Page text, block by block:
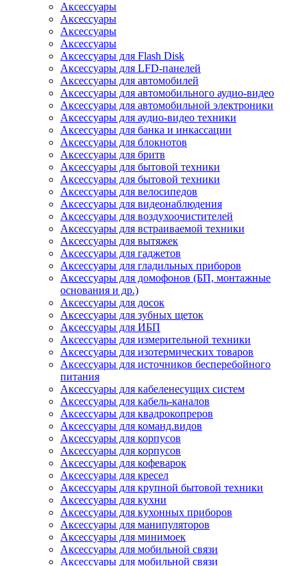
Аксессуары
Аксессуары
Аксессуары
Аксессуары
Аксессуары для Flash Disk
Аксессуары для LFD-панелей
Аксессуары для автомобилей
Аксессуары для автомобильного аудио-видео
Аксессуары для автомобильной электроники
Аксессуары для аудио-видео техники
Аксессуары для банка и инкассации
Аксессуары для блокнотов
Аксессуары для бритв
Аксессуары для бытовой техники
Аксессуары для бытовой техники
Аксессуары для велосипедов
Аксессуары для видеонаблюдения
Аксессуары для воздухоочистителей
Аксессуары для встраиваемой техники
Аксессуары для вытяжек
Аксессуары для гаджетов
Аксессуары для гладильных приборов
Аксессуары для домофонов (БП, монтажные
основания и др.)
Аксессуары для досок
Аксессуары для зубных щеток
Аксессуары для ИБП
Аксессуары для измерительной техники
Аксессуары для изотермических товаров
Аксессуары для источников бесперебойного
питания
Аксессуары для кабеленесущих систем
Аксессуары для кабель-каналов
Аксессуары для квадрокопреров
Аксессуары для команд.видов
Аксессуары для корпусов
Аксессуары для корпусов
Аксессуары для кофеварок
Аксессуары для кресел
Аксессуары для крупной бытовой техники
Аксессуары для кухни
Аксессуары для кухонных приборов
Аксессуары для манипуляторов
Аксессуары для минимоек
Аксессуары для мобильной связи
Аксессуары для мобильной связи